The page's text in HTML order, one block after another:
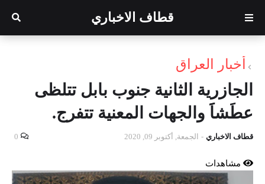
قطاف الاخباري
أخبار العراق
الجازرية الثانية جنوب بابل تتلظى
َعطَشاََ والجهات المعنية تتفرج.
قطاف الاخباري - الجمعة, أكتوبر 09, 2020 0
مشاهدات